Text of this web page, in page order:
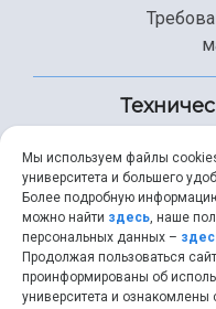
+7
Мы используем файлы
университета и большего
Более подробную
можно найти здесь, наше
персональных данных –
Продолжая пользоваться
проинформированы об
университета и